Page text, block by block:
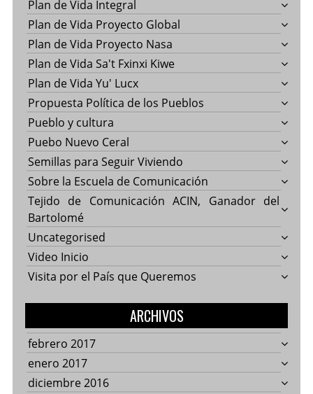
Plan de Vida Integral
Plan de Vida Proyecto Global
Plan de Vida Proyecto Nasa
Plan de Vida Sa't Fxinxi Kiwe
Plan de Vida Yu' Lucx
Propuesta Política de los Pueblos
Pueblo y cultura
Puebo Nuevo Ceral
Semillas para Seguir Viviendo
Sobre la Escuela de Comunicación
Tejido de Comunicación ACIN, Ganador del
Bartolomé
Uncategorised
Video Inicio
Visita por el País que Queremos
ARCHIVOS
febrero 2017
enero 2017
diciembre 2016